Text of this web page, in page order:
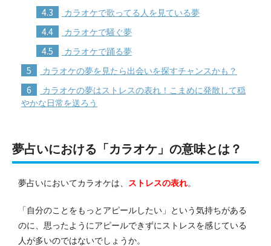
4.3 カラオケで歌ってる人を見ている夢
4.4 カラオケで騒ぐ夢
4.5 カラオケで踊る夢
5 カラオケの夢を見たら出会いを探すチャンスかも？
6
カラオケの夢はストレスの表れ！こまめに発散して穏
やかな日常を送ろう
夢占いにおける「カラオケ」の意味とは？
夢占いにおいてカラオケは、 ストレスの表れ。
「自分のことをもっとアピールしたい」という気持ちがある
のに、思ったようにアピールできずにストレスを感じている
人が多いのではないでしょうか。